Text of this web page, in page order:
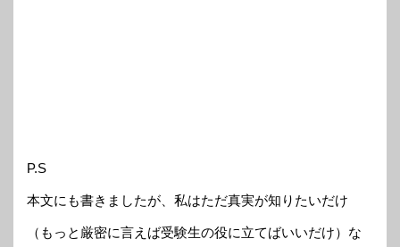
P.S
本文にも書きましたが、私はただ真実が知りたいだけ
（もっと厳密に言えば受験生の役に立てばいいだけ）な